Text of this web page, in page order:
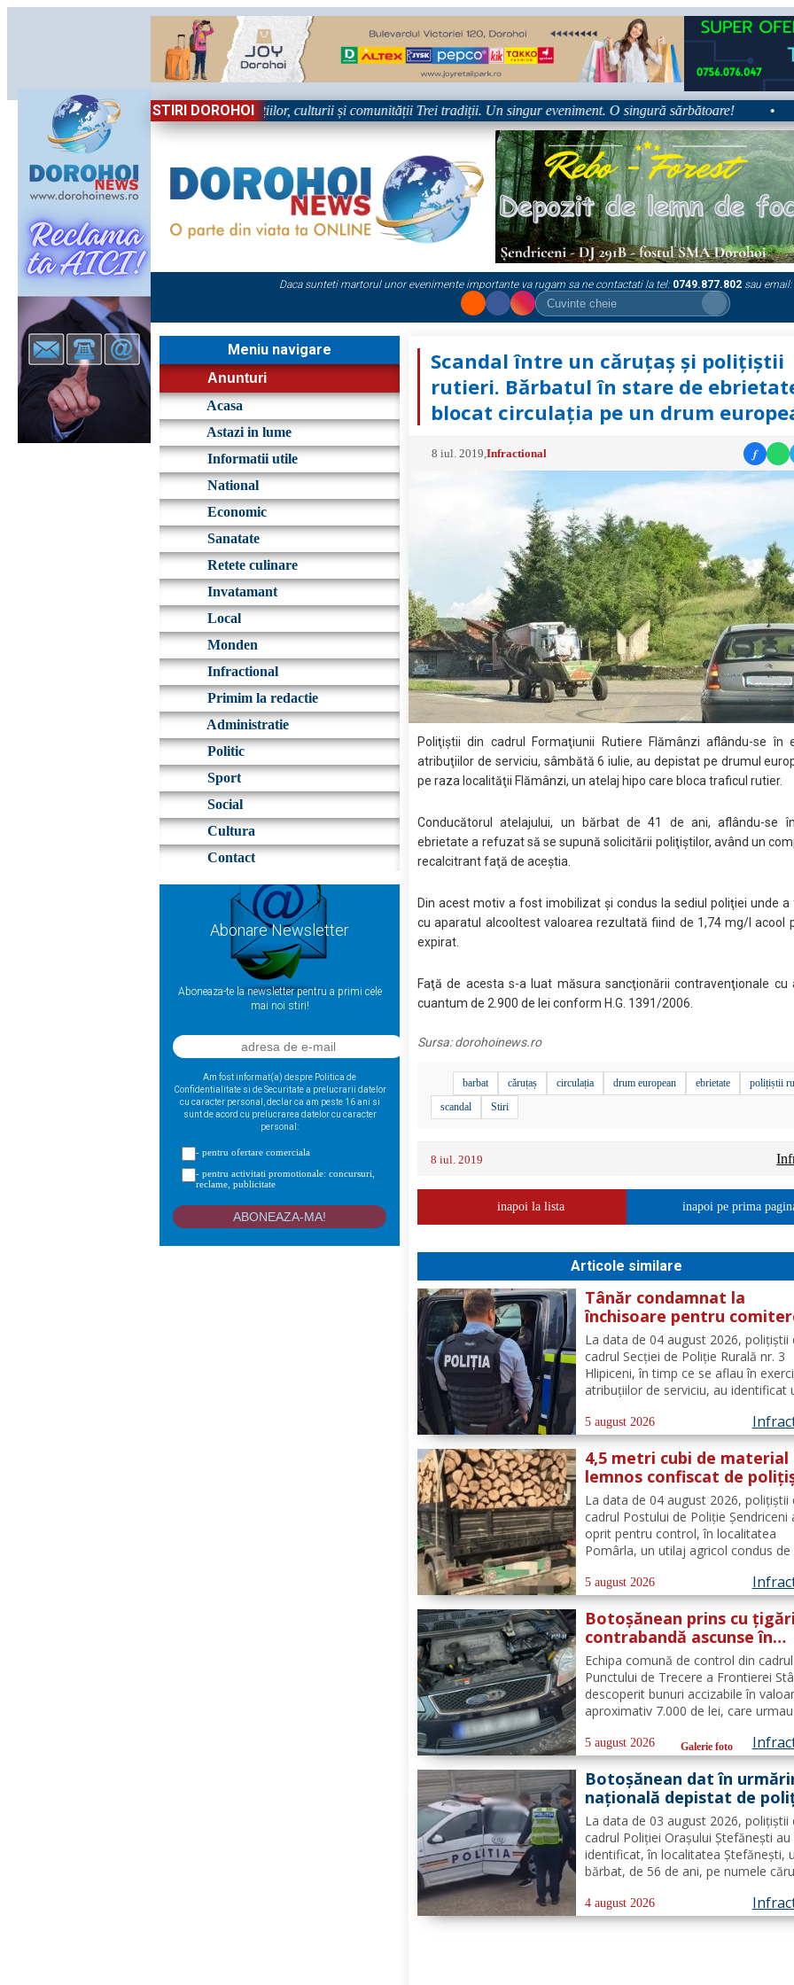
STIRI DOROHOI
Sărbătoare!” – trei zile dedicate tradițiilor, culturii și comunității Trei tradiții. Un singur eveniment. O singură sărbătoare!
Daca sunteti martorul unor evenimente importante va rugam sa ne contactati la tel: 0749.877.802 sau email:
Meniu navigare
Anunturi
Acasa
Astazi in lume
Informatii utile
National
Economic
Sanatate
Retete culinare
Invatamant
Local
Monden
Infractional
Primim la redactie
Administratie
Politic
Sport
Social
Cultura
Contact
Abonare Newsletter
Aboneaza-te la newsletter pentru a primi cele
mai noi stiri!
Am fost informat(a) despre Politica de
Confidentialitate si de Securitate a prelucrarii datelor
cu caracter personal, declar ca am peste 16 ani si
sunt de acord cu prelucrarea datelor cu caracter
personal:
- pentru ofertare comerciala
- pentru activitati promotionale: concursuri,
reclame, publicitate
Scandal între un căruţaş şi poliţiştii
rutieri. Bărbatul în stare de
blocat circulația pe un drum
8 iul. 2019 ,Infractional f
Poliţiştii din cadrul Formaţiunii Rutiere Flămânzi aflându-se în
atribuţiilor de serviciu, sâmbătă 6 iulie, au depistat pe drumul
pe raza localităţii Flămânzi, un atelaj hipo care bloca traficul rutier.
Conducătorul atelajului, un bărbat de 41 de ani, aflându-se
ebrietate a refuzat să se supună solicitării poliţiştilor, având un
recalcitrant faţă de aceştia.
Din acest motiv a fost imobilizat şi condus la sediul poliţiei unde
cu aparatul alcooltest valoarea rezultată fiind de 1,74 mg/l acool
expirat.
Faţă de acesta s-a luat măsura sancţionării contravenţionale cu
cuantum de 2.900 de lei conform H.G. 1391/2006.
Sursa:dorohoinews.ro
barbat căruțaș circulația drum european ebrietate
polițiștii
scandal
Stiri
8 iul. 2019
inapoi la lista inapoi pe prima
Articole similare
Tânăr condamnat la
închisoare pentru
infracțiunii de tulburarea
ordinii și liniștii publice
La data de 04 august 2026, polițiștii
cadrul Secției de Poliție Rurală nr. 3
Hlipiceni, în timp ce se aflau în
atribuțiilor de serviciu, au identificat
urma verificărilor efectuate de către
polițiști, s-a constatat faptul că pe
numele...
5 august 2026
4,5 metri cubi de material
lemnos confiscat de
la Pomârla
La data de 04 august 2026, polițiștii
cadrul Postului de Poliție Șendriceni
oprit pentru control, în localitatea
Pomârla, un utilaj agricol condus de
Ibănești. În urma verificărilor
către polițiști, s-a constatat faptul
acesta...
5 august 2026
Botoșănean prins cu
contrabandă ascunse în
mașină la PTF Stânca
Echipa comună de control din cadrul
Punctului de Trecere a Frontierei
descoperit bunuri accizabile în
aproximativ 7.000 de lei, care
Conform prevederilor legale,
fost sancționată contravențional cu
amendă în valoare de...
5 august 2026 Galerie foto
Botoșănean dat în
națională depistat de
la Ștefănești
La data de 03 august 2026, polițiștii
cadrul Poliției Orașului Ștefănești au
identificat, în localitatea Ștefănești,
bărbat, de 56 de ani, pe numele
pedepsei cu închisoarea. Acesta a
condamnat la 2 ani, 2 luni și 20 de
4 august 2026